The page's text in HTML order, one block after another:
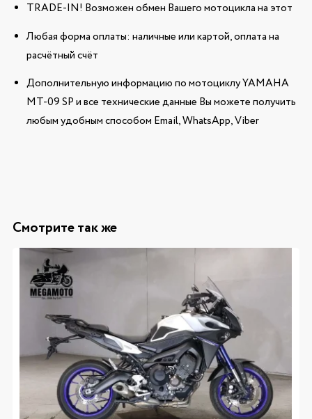
TRADE-IN! Возможен обмен Вашего мотоцикла на этот
Любая форма оплаты: наличные или картой, оплата на
расчётный счёт
Дополнительную информацию по мотоциклу YAMAHA
MT-09 SP и все технические данные Вы можете получить
любым удобным способом Email, WhatsApp, Viber
Смотрите так же